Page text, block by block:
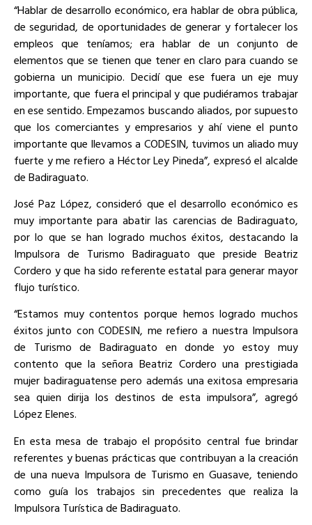
“Hablar de desarrollo económico, era hablar de obra pública,
de seguridad, de oportunidades de generar y fortalecer los
empleos que teníamos; era hablar de un conjunto de
elementos que se tienen que tener en claro para cuando se
gobierna un municipio. Decidí que ese fuera un eje muy
importante, que fuera el principal y que pudiéramos trabajar
en ese sentido. Empezamos buscando aliados, por supuesto
que los comerciantes y empresarios y ahí viene el punto
importante que llevamos a CODESIN, tuvimos un aliado muy
fuerte y me refiero a Héctor Ley Pineda”, expresó el alcalde
de Badiraguato.
José Paz López, consideró que el desarrollo económico es
muy importante para abatir las carencias de Badiraguato,
por lo que se han logrado muchos éxitos, destacando la
Impulsora de Turismo Badiraguato que preside Beatriz
Cordero y que ha sido referente estatal para generar mayor
flujo turístico.
“Estamos muy contentos porque hemos logrado muchos
éxitos junto con CODESIN, me refiero a nuestra Impulsora
de Turismo de Badiraguato en donde yo estoy muy
contento que la señora Beatriz Cordero una prestigiada
mujer badiraguatense pero además una exitosa empresaria
sea quien dirija los destinos de esta impulsora”, agregó
López Elenes.
En esta mesa de trabajo el propósito central fue brindar
referentes y buenas prácticas que contribuyan a la creación
de una nueva Impulsora de Turismo en Guasave, teniendo
como guía los trabajos sin precedentes que realiza la
Impulsora Turística de Badiraguato.